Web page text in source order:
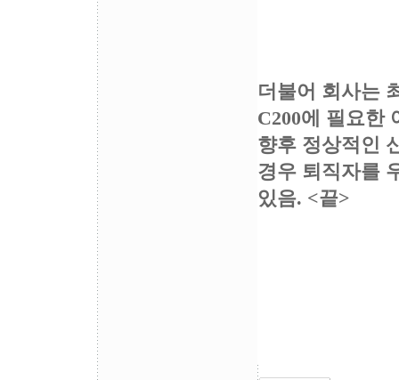
더불어 회사는
C200에 필요한
향후 정상적인
경우 퇴직자를
있음. <끝>